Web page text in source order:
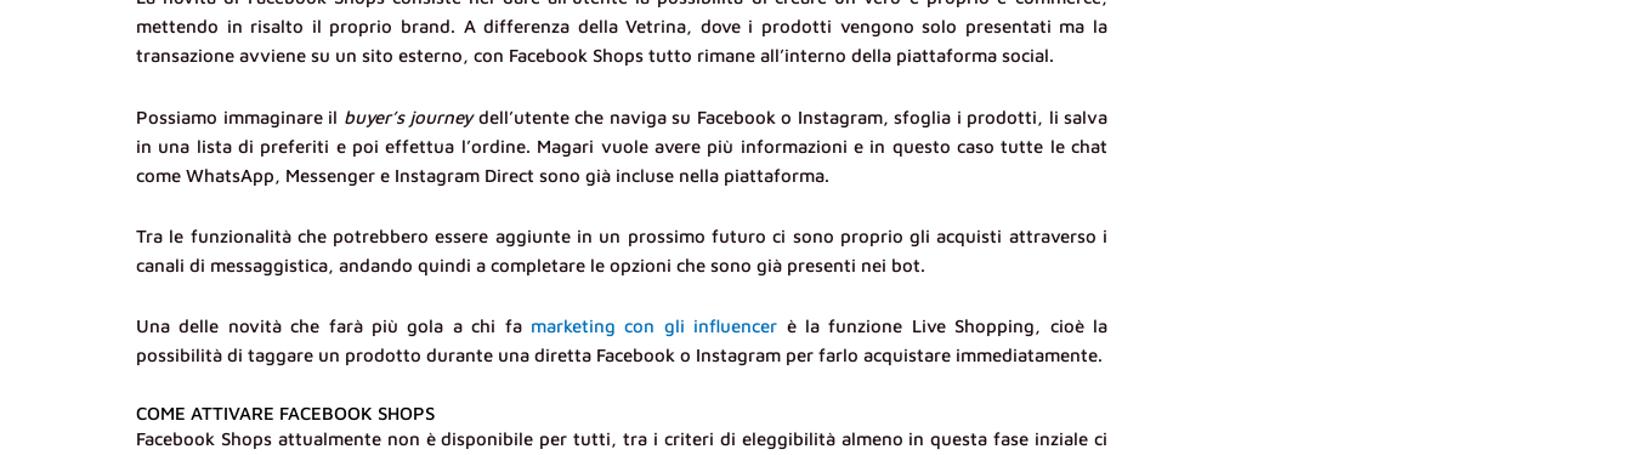
mettendo in risalto il proprio brand. A differenza della Vetrina, dove i prodotti vengono solo presentati ma la
transazione avviene su un sito esterno, con Facebook Shops tutto rimane all’interno della piattaforma social.
Possiamo immaginare il buyer’s journeydell’utente che naviga su Facebook o Instagram, sfoglia i prodotti, li salva
in una lista di preferiti e poi effettua l’ordine. Magari vuole avere più informazioni e in questo caso tutte le chat
come WhatsApp, Messenger e Instagram Direct sono già incluse nella piattaforma.
Tra le funzionalità che potrebbero essere aggiunte in un prossimo futuro ci sono proprio gli acquisti attraverso i
canali di messaggistica, andando quindi a completare le opzioni che sono già presenti nei bot.
Una delle novità che farà più gola a chi fa marketing con gli influencer è la funzione Live Shopping, cioè la
possibilità di taggare un prodotto durante una diretta Facebook o Instagram per farlo acquistare immediatamente.
COME ATTIVARE FACEBOOK SHOPS
Facebook Shops attualmente non è disponibile per tutti, tra i criteri di eleggibilità almeno in questa fase inziale ci